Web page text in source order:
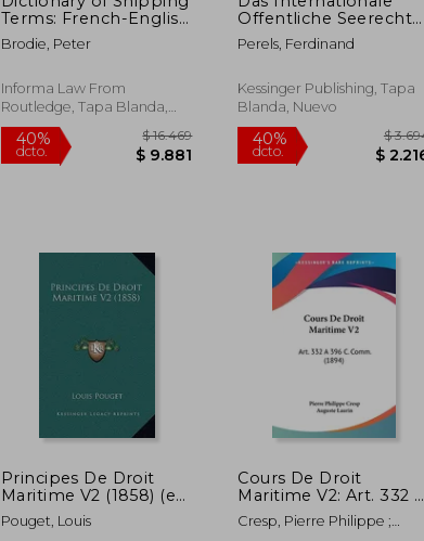
Terms: French-English
and English-French
(en Inglés)
Brodie, Peter
Informa Law From
Routledge, Tapa Blanda,
Nuevo
$ 9.881
Offentliche Seerecht
Der Gegenwart (1903)
(en Alemán)
Perels, Ferdinand
Kessinger Publishing, Tapa
Blanda, Nuevo
Principes De Droit
Maritime V2 (1858) (en
Francés)
Pouget, Louis
Cours De Droit
Maritime V2: Art. 332 A
396 C. Comm. (1894)
(en Francés)
Cresp, Pierre Philippe ;